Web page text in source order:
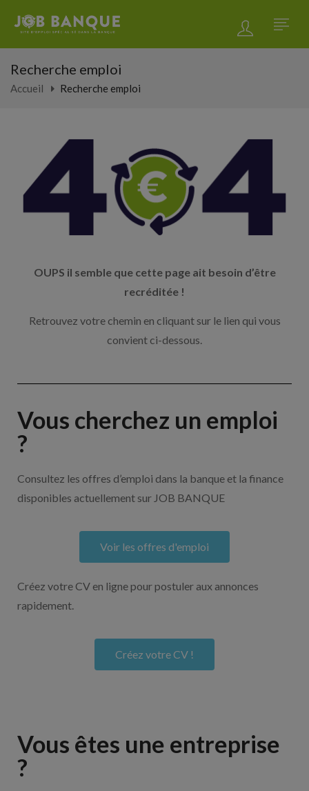
Recherche emploi
Accueil Recherche emploi
OUPS il semble que cette page ait besoin d’être
recréditée !
Retrouvez votre chemin en cliquant sur le lien qui vous
convient ci-dessous.
Vous cherchez un emploi
?
Consultez les offres d’emploi dans la banque et la finance
disponibles actuellement sur JOB BANQUE
Voir les offres d'emploi
Créez votre CV en ligne pour postuler aux annonces
rapidement.
Créez votre CV !
Vous êtes une entreprise
?